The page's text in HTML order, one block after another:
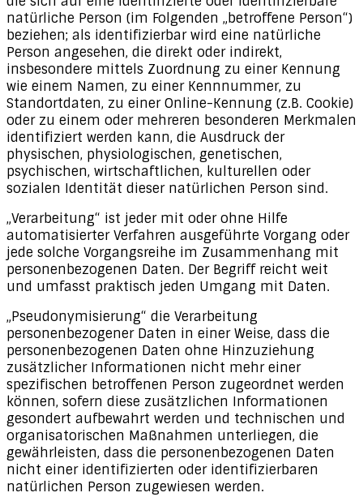
natürliche Person (im Folgenden „betroffene Person“)
beziehen; als identifizierbar wird eine natürliche
Person angesehen, die direkt oder indirekt,
insbesondere mittels Zuordnung zu einer Kennung
wie einem Namen, zu einer Kennnummer, zu
Standortdaten, zu einer Online-Kennung (z.B. Cookie)
oder zu einem oder mehreren besonderen Merkmalen
identifiziert werden kann, die Ausdruck der
physischen, physiologischen, genetischen,
psychischen, wirtschaftlichen, kulturellen oder
sozialen Identität dieser natürlichen Person sind.
„Verarbeitung“ ist jeder mit oder ohne Hilfe
automatisierter Verfahren ausgeführte Vorgang oder
jede solche Vorgangsreihe im Zusammenhang mit
personenbezogenen Daten. Der Begriff reicht weit
und umfasst praktisch jeden Umgang mit Daten.
„Pseudonymisierung“ die Verarbeitung
personenbezogener Daten in einer Weise, dass die
personenbezogenen Daten ohne Hinzuziehung
zusätzlicher Informationen nicht mehr einer
spezifischen betroffenen Person zugeordnet werden
können, sofern diese zusätzlichen Informationen
gesondert aufbewahrt werden und technischen und
organisatorischen Maßnahmen unterliegen, die
gewährleisten, dass die personenbezogenen Daten
nicht einer identifizierten oder identifizierbaren
natürlichen Person zugewiesen werden.